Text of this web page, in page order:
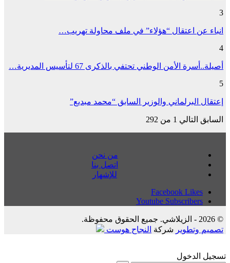
3
انباء عن اعتقال “هؤلاء” في ملف محاولة تهريب…
4
أصيلة..أسرة الأمن الوطني تحتفي بالذكرى 67 لتأسيس المديرية…
5
إعتقال البرلماني والوزير السابق “محمد مبديع”
السابق التالي 1 من 292
من نحن
اتصل بنا
للإشهار
Facebook Likes
Youtube Subscribers
© 2026 - الزيلاشي. جميع الحقوق محفوظة.
تصميم وتطوير شركة النجاح هوست
تسجيل الدخول